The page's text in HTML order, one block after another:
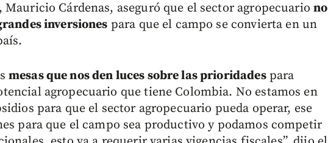
Cárdenas, aseguró que el sector agropecuariono
inversiones para que el campo se convierta en un
mesas que nos den luces sobre las prioridadespara
agropecuario que tiene Colombia. No estamos en
para que el sector agropecuario pueda operar, ese
para que el campo sea productivo y podamos competir